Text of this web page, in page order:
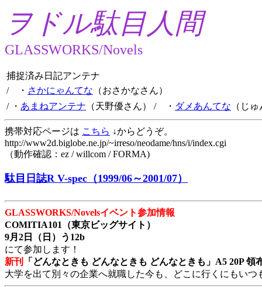
ヲドル駄目人間
GLASSWORKS/Novels
捕捉済み日記アンテナ
/ ・ さかにゃんてな （おさかなさん）
/ ・ あまねアンテナ （天野優さん） / ・ ダメあんてな （じ
携帯対応ページは こちら ↓からどうぞ。
http://www2d.biglobe.ne.jp/~irreso/neodame/hns/i/index.cgi
（動作確認：ez / willcom / FORMA)
駄目日誌R V-spec（1999/06～2001/07）
GLASSWORKS/Novelsイベント参加情報
COMITIA101（東京ビッグサイト）
9月2日（日）う12b
にて参加します！
新刊
「どんなときも どんなときも どんなときも」A5 20P 領
大学を出て別々の企業へ就職した今も、どこに行くにもい